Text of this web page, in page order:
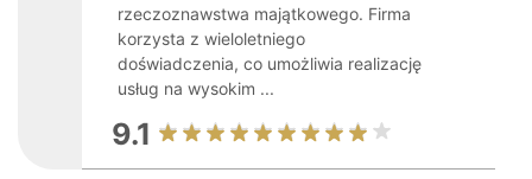
rzeczoznawstwa majątkowego. Firma
korzysta z wieloletniego
doświadczenia, co umożliwia realizację
usług na wysokim ...
9.1